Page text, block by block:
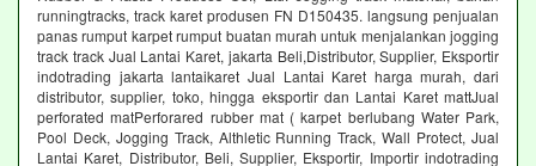
runningtracks, track karet produsen FN D150435. langsung penjualan
panas rumput karpet rumput buatan murah untuk menjalankan jogging
track track Jual Lantai Karet, jakarta Beli,Distributor, Supplier, Eksportir
indotrading jakarta lantaikaret Jual Lantai Karet harga murah, dari
distributor, supplier, toko, hingga eksportir dan Lantai Karet mattJual
perforated matPerforared rubber mat ( karpet berlubang Water Park,
Pool Deck, Jogging Track, Althletic Running Track, Wall Protect, Jual
Lantai Karet, Distributor, Beli, Supplier, Eksportir, Importir indotrading